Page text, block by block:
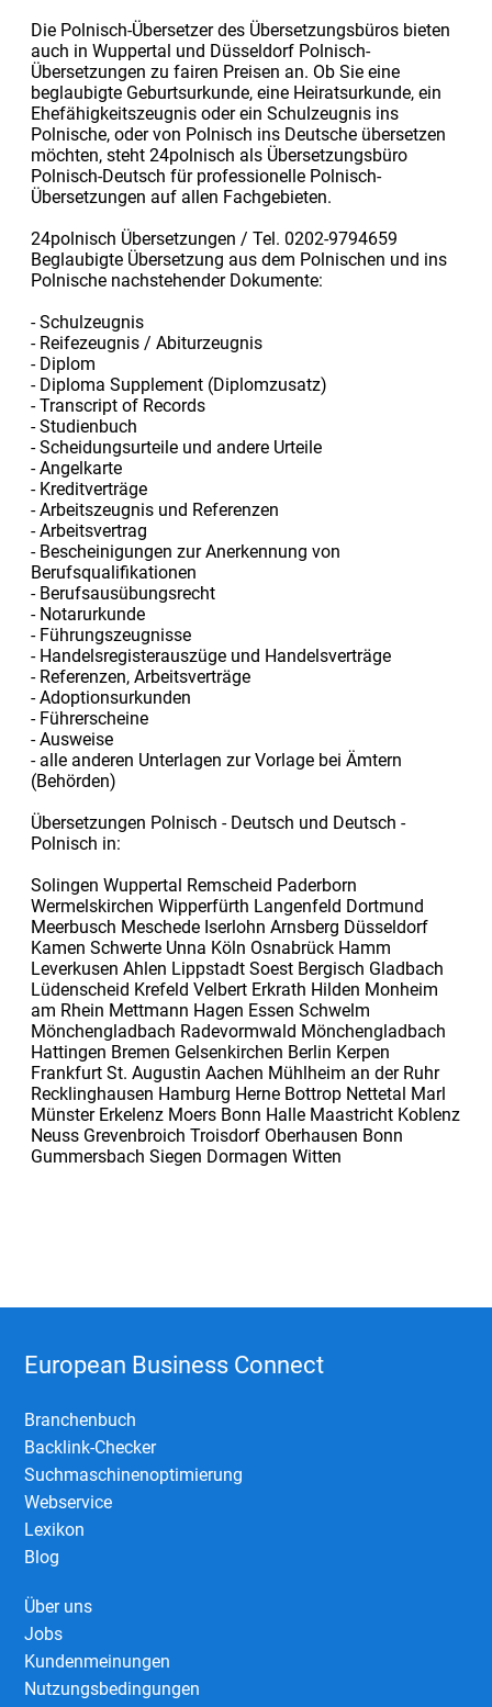
Die Polnisch-Übersetzer des Übersetzungsbüros bieten
auch in Wuppertal und Düsseldorf Polnisch-
Übersetzungen zu fairen Preisen an. Ob Sie eine
beglaubigte Geburtsurkunde, eine Heiratsurkunde, ein
Ehefähigkeitszeugnis oder ein Schulzeugnis ins
Polnische, oder von Polnisch ins Deutsche übersetzen
möchten, steht 24polnisch als Übersetzungsbüro
Polnisch-Deutsch für professionelle Polnisch-
Übersetzungen auf allen Fachgebieten.
24polnisch Übersetzungen / Tel. 0202-9794659
Beglaubigte Übersetzung aus dem Polnischen und ins
Polnische nachstehender Dokumente:
- Schulzeugnis
- Reifezeugnis / Abiturzeugnis
- Diplom
- Diploma Supplement (Diplomzusatz)
- Transcript of Records
- Studienbuch
- Scheidungsurteile und andere Urteile
- Angelkarte
- Kreditverträge
- Arbeitszeugnis und Referenzen
- Arbeitsvertrag
- Bescheinigungen zur Anerkennung von
Berufsqualifikationen
- Berufsausübungsrecht
- Notarurkunde
- Führungszeugnisse
- Handelsregisterauszüge und Handelsverträge
- Referenzen, Arbeitsverträge
- Adoptionsurkunden
- Führerscheine
- Ausweise
- alle anderen Unterlagen zur Vorlage bei Ämtern
(Behörden)
Übersetzungen Polnisch - Deutsch und Deutsch -
Polnisch in:
Solingen Wuppertal Remscheid Paderborn
Wermelskirchen Wipperfürth Langenfeld Dortmund
Meerbusch Meschede Iserlohn Arnsberg Düsseldorf
Kamen Schwerte Unna Köln Osnabrück Hamm
Leverkusen Ahlen Lippstadt Soest Bergisch Gladbach
Lüdenscheid Krefeld Velbert Erkrath Hilden Monheim
am Rhein Mettmann Hagen Essen Schwelm
Mönchengladbach Radevormwald Mönchengladbach
Hattingen Bremen Gelsenkirchen Berlin Kerpen
Frankfurt St. Augustin Aachen Mühlheim an der Ruhr
Recklinghausen Hamburg Herne Bottrop Nettetal Marl
Münster Erkelenz Moers Bonn Halle Maastricht Koblenz
Neuss Grevenbroich Troisdorf Oberhausen Bonn
Gummersbach Siegen Dormagen Witten
European Business Connect
Branchenbuch
Backlink-Checker
Suchmaschinenoptimierung
Webservice
Lexikon
Blog
Über uns
Jobs
Kundenmeinungen
Nutzungsbedingungen